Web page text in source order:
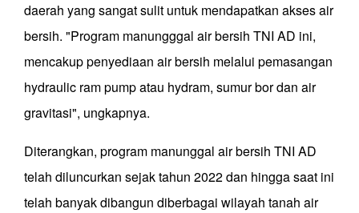
daerah yang sangat sulit untuk mendapatkan akses air
bersih. "Program manungggal air bersih TNI AD ini,
mencakup penyediaan air bersih melalui pemasangan
hydraulic ram pump atau hydram, sumur bor dan air
gravitasi", ungkapnya.
Diterangkan, program manunggal air bersih TNI AD
telah diluncurkan sejak tahun 2022 dan hingga saat ini
telah banyak dibangun diberbagai wilayah tanah air